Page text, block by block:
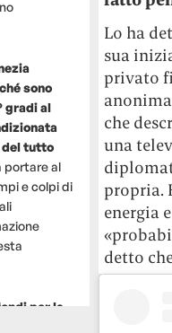
sono
gradi al
del tutto
portare al
e colpi di
per la
Lo ha
sua
privato
che
una
propria.
energia
detto